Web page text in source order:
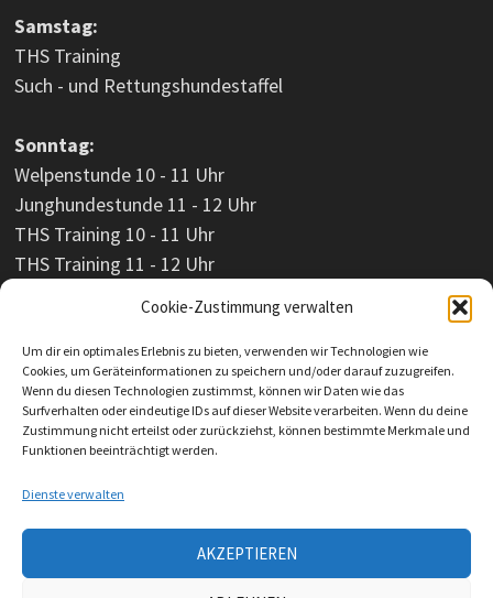
Cookie-Zustimmung verwalten
Um dir ein optimales Erlebnis zu bieten, verwenden wir Technologien wie
Cookies, um Geräteinformationen zu speichern und/oder darauf zuzugreifen.
Wenn du diesen Technologien zustimmst, können wir Daten wie das
Surfverhalten oder eindeutige IDs auf dieser Website verarbeiten. Wenn du deine
Zustimmung nicht erteilst oder zurückziehst, können bestimmte Merkmale und
Funktionen beeinträchtigt werden.
Dienste verwalten
AKZEPTIEREN
Samstag:
THS Training
Such - und Rettungshundestaffel
Sonntag:
Welpenstunde 10 - 11 Uhr
Junghundestunde 11 - 12 Uhr
THS Training 10 - 11 Uhr
THS Training 11 - 12 Uhr